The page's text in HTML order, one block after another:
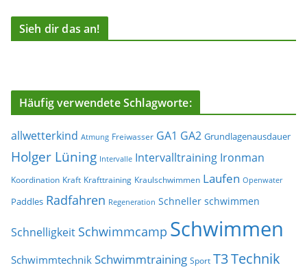
Sieh dir das an!
Häufig verwendete Schlagworte:
allwetterkind Atmung Freiwasser GA1 GA2 Grundlagenausdauer
Holger Lüning Intervalle Intervalltraining Ironman
Koordination Kraft Krafttraining Kraulschwimmen Laufen Openwater
Paddles Radfahren Regeneration Schneller schwimmen
Schnelligkeit Schwimmcamp Schwimmen
Schwimmtechnik Schwimmtraining Sport T3Technik